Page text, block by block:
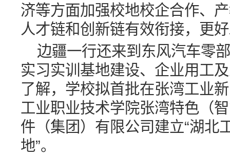
济等方面加强校地校企合作、
人才链和创新链有效衔接，更
边疆一行还来到东风汽车零
实习实训基地建设、企业用工
了解，学校拟首批在张湾工业
工业职业技术学院张湾特色（
件（集团）有限公司建立“湖北
地”。